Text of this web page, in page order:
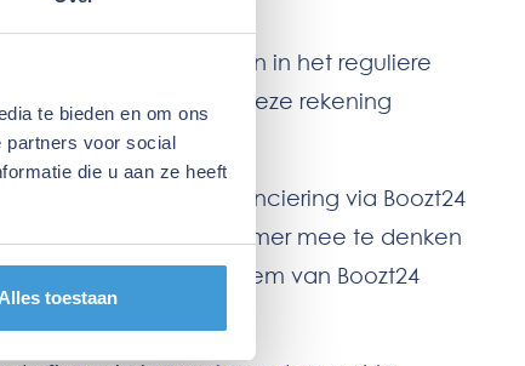
te bieden en om ons
partners voor social
die u aan ze heeft
Alles toestaan
weinig mogelijkheden in het reguliere
is het wel gelukt om deze rekening
wist ik dat een financiering via Boozt24
staat met de ondernemer mee te denken
Ruud. “Met het systeem van Boozt24
de organisatie!”